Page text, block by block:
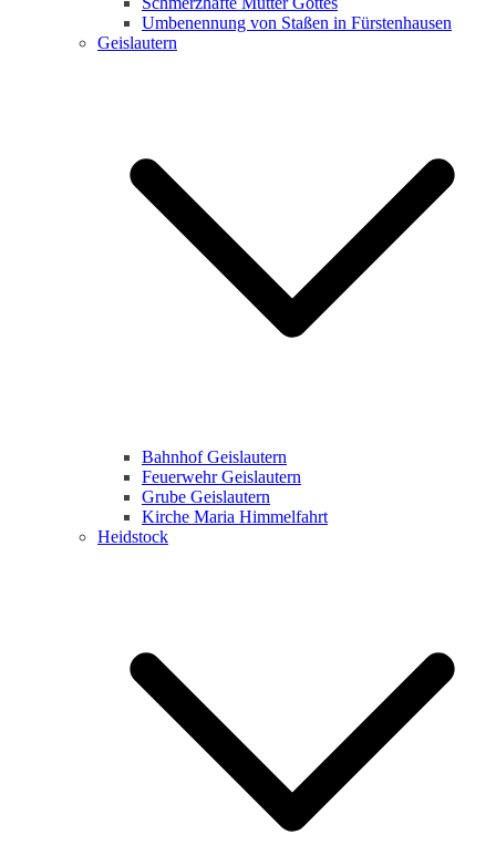
Umbenennung von Staßen in Fürstenhausen
Geislautern
Bahnhof Geislautern
Feuerwehr Geislautern
Grube Geislautern
Kirche Maria Himmelfahrt
Heidstock